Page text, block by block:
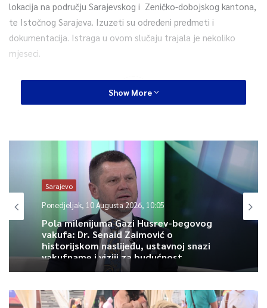
lokacija na području Sarajevskog i Zeničko-dobojskog kantona,
te Istočnog Sarajeva. Izuzeti su određeni predmeti i
dokumentacija. Istraga u ovom slučaju trajala je nekoliko
mjeseci.
0
Show More
Sarajevo
Ponedjeljak, 10 Augusta 2026, 10:05
Pola milenijuma Gazi Husrev-begovog
vakufa: Dr. Senaid Zaimović o
historijskom naslijeđu, ustavnoj snazi
vakufname i viziji za budućnost